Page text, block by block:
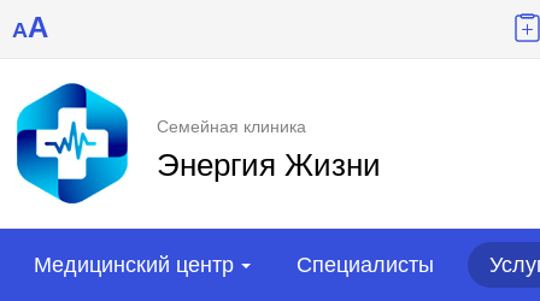
AA
Семейная клиника
Энергия Жизни
Медицинский центр Специалисты